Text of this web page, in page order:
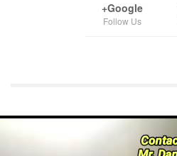
Google+
Follow Us